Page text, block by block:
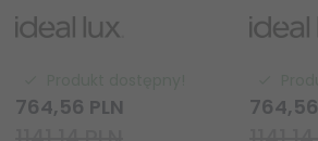
764,56 PLN 764,56